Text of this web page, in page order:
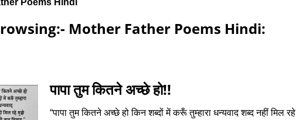
Poems Hindi
Mother Father Poems Hindi:
पापा तुम कितने अच्छे हो!!
“पापा तुम कितने अच्छे हो किन शब्दों में करूँ तुम्हारा धन्यवाद शब्द नहीं मिल रहे